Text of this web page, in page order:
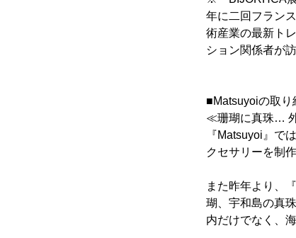
年に二回フラン
術産業の最新ト
ション関係者が
■Matsuyoiの取り
≪珊瑚に真珠…
『Matsuyoi』で
クセサリーを制
また昨年より、
瑚、宇和島の真
内だけでなく、